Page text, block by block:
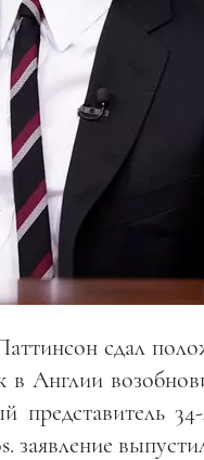
сдал
в Англии
заявление